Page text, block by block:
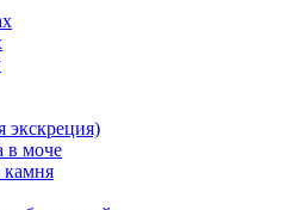
экскреция)
в моче
камня